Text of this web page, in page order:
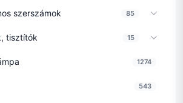
szerszámok 85
tisztítók 15
1274
543